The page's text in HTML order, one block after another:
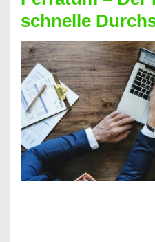
schnelle